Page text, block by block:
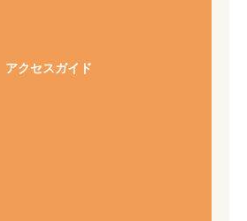
アクセスガイド